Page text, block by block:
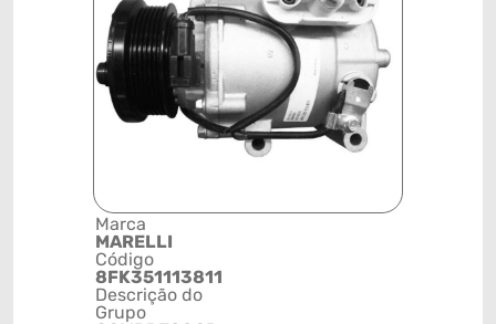
Marca
MARELLI
Código
8FK351113811
Descrição do
Grupo